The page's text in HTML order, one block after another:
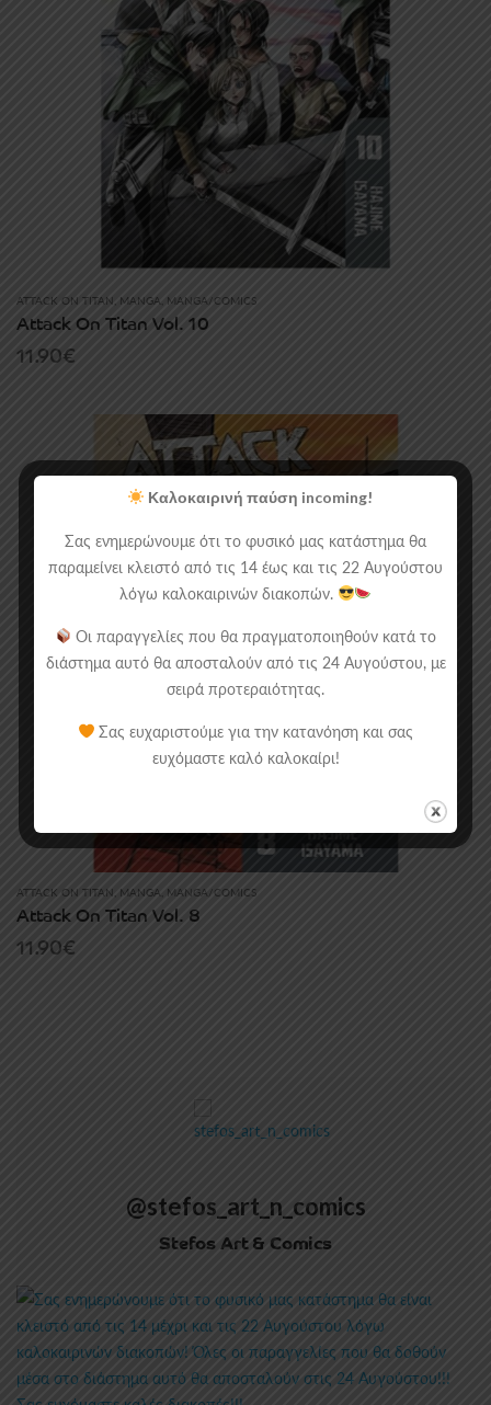
ATTACK ON TITAN, MANGA, MANGA/COMICS
Attack On Titan Vol. 10
11.90€
ATTACK ON TITAN, MANGA, MANGA/COMICS
Attack On Titan Vol. 8
11.90€
@stefos_art_n_comics
Stefos Art & Comics
Καλοκαιρινή παύση incoming!
Σας ενημερώνουμε ότι το φυσικό μας κατάστημα θα
παραμείνει κλειστό από τις 14 έως και τις 22 Αυγούστου
λόγω καλοκαιρινών διακοπών.
Οι παραγγελίες που θα πραγματοποιηθούν κατά το
διάστημα αυτό θα αποσταλούν από τις 24 Αυγούστου, με
σειρά προτεραιότητας.
Σας ευχαριστούμε για την κατανόηση και σας
ευχόμαστε καλό καλοκαίρι!